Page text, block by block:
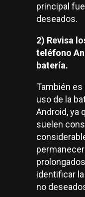
principal
deseados.
2) Revisa
teléfono
batería.
También es
uso de la
Android, ya
suelen
identificar
no